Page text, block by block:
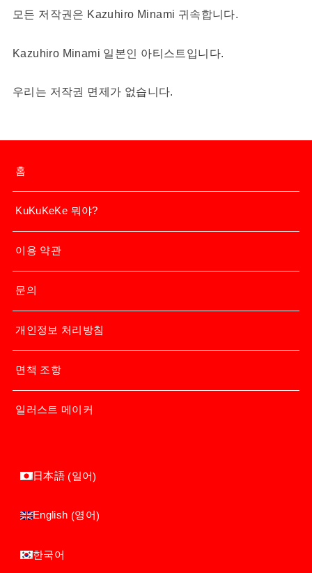
모든 저작권은 Kazuhiro Minami 귀속합니다.
Kazuhiro Minami 일본인 아티스트입니다.
우리는 저작권 면제가 없습니다.
홈
KuKuKeKe 뭐야?
이용 약관
문의
개인정보 처리방침
면책 조항
일러스트 메이커
日本語 (일어)
English (영어)
한국어